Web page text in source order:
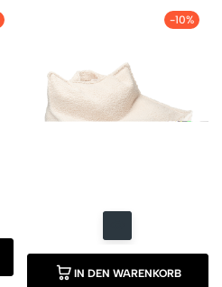
-10%
IN DEN WARENKORB